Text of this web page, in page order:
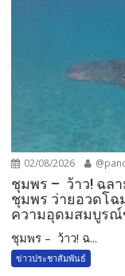
02/08/2026
ชุมพร – ว้าว! ฉล
ชุมพร ว่ายอวดโฉ
ความอุดมสมบูรณ์
ชุมพร – ว้าว! ฉ...
ข่าวประชาสัมพันธ์